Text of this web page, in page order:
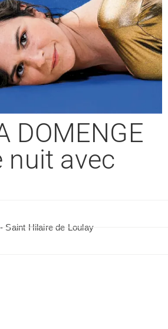
DOMENGE​
nuit avec​
Saint Hilaire de Loulay